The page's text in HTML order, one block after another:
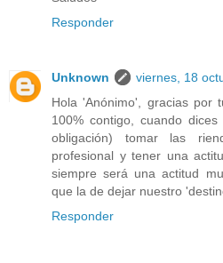
Responder
Unknown
viernes, 18
Hola 'Anónimo', gracias por
100% contigo, cuando
obligación) tomar las
profesional y tener una
siempre será una actitud
que la de dejar nuestro
Responder